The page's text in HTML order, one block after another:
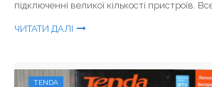
підключенні великої кількості пристроїв.
ЧИТАТИ ДАЛІ
TENDA